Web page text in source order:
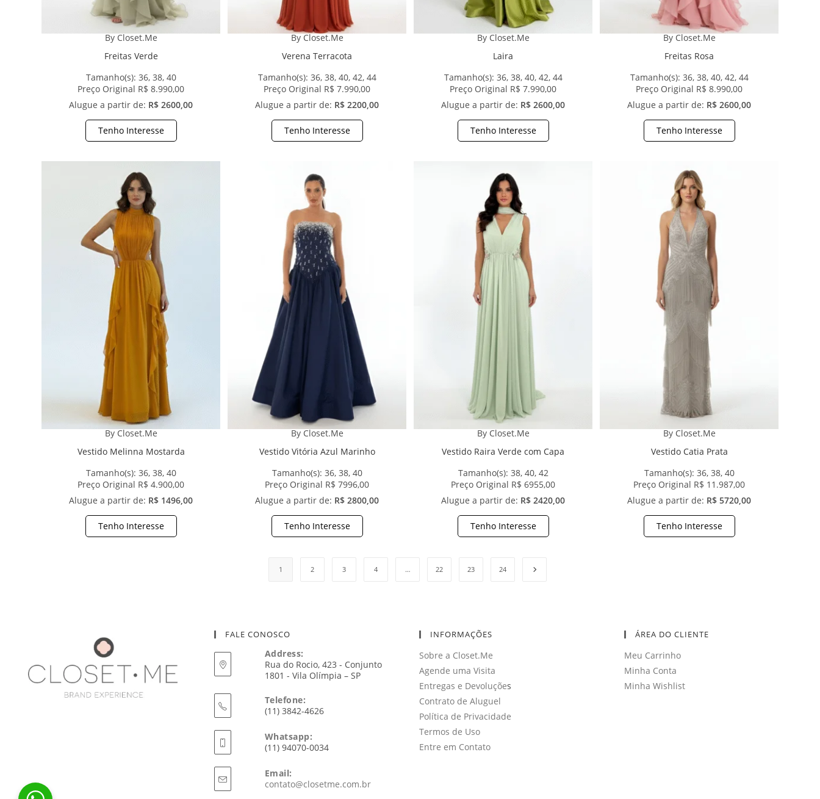
By Closet.Me
Freitas Verde
Tamanho(s): 36, 38, 40
Preço Original R$ 8.990,00
Alugue a partir de: R$ 2600,00
Tenho Interesse
By Closet.Me
Verena Terracota
Tamanho(s): 36, 38, 40, 42, 44
Preço Original R$ 7.990,00
Alugue a partir de: R$ 2200,00
Tenho Interesse
By Closet.Me
Laira
Tamanho(s): 36, 38, 40, 42, 44
Preço Original R$ 7.990,00
Alugue a partir de: R$ 2600,00
Tenho Interesse
By Closet.Me
Freitas Rosa
Tamanho(s): 36, 38, 40, 42, 44
Preço Original R$ 8.990,00
Alugue a partir de: R$ 2600,00
Tenho Interesse
By Closet.Me
Vestido Melinna Mostarda
Tamanho(s): 36, 38, 40
Preço Original R$ 4.900,00
Alugue a partir de: R$ 1496,00
Tenho Interesse
By Closet.Me
Vestido Vitória Azul Marinho
Tamanho(s): 36, 38, 40
Preço Original R$ 7996,00
Alugue a partir de: R$ 2800,00
Tenho Interesse
By Closet.Me
Vestido Raira Verde com Capa
Tamanho(s): 38, 40, 42
Preço Original R$ 6955,00
Alugue a partir de: R$ 2420,00
Tenho Interesse
By Closet.Me
Vestido Catia Prata
Tamanho(s): 36, 38, 40
Preço Original R$ 11.987,00
Alugue a partir de: R$ 5720,00
Tenho Interesse
1 2 3 4 … 22 23 24
FALE CONOSCO
Address:
Rua do Rocio, 423 - Conjunto
1801 - Vila Olímpia – SP
Telefone:
(11) 3842-4626
Whatsapp:
(11) 94070-0034
Email:
contato@closetme.com.brAbre
INFORMAÇÕES
Sobre a Closet.Me
Agende uma Visita
Entregas e Devoluções
Contrato de Aluguel
Política de Privacidade
Termos de Uso
Entre em Contato
ÁREA DO CLIENTE
Meu Carrinho
Minha Conta
Minha Wishlist